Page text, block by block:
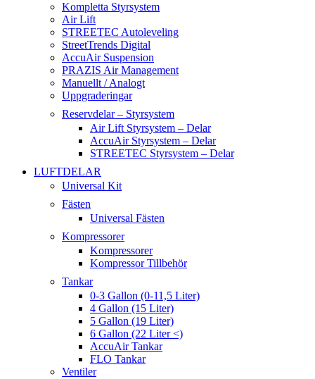
Kompletta Styrsystem
Air Lift
STREETEC Autoleveling
StreetTrends Digital
AccuAir Suspension
PRAZIS Air Management
Manuellt / Analogt
Uppgraderingar
Reservdelar – Styrsystem
Air Lift Styrsystem – Delar
AccuAir Styrsystem – Delar
STREETEC Styrsystem – Delar
LUFTDELAR
Universal Kit
Fästen
Universal Fästen
Kompressorer
Kompressorer
Kompressor Tillbehör
Tankar
0-3 Gallon (0-11,5 Liter)
4 Gallon (15 Liter)
5 Gallon (19 Liter)
6 Gallon (22 Liter <)
AccuAir Tankar
FLO Tankar
Ventiler